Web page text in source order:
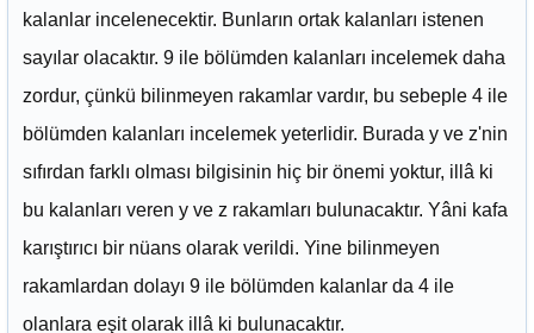
kalanlar incelenecektir. Bunların ortak kalanları istenen
sayılar olacaktır. 9 ile bölümden kalanları incelemek daha
zordur, çünkü bilinmeyen rakamlar vardır, bu sebeple 4 ile
bölümden kalanları incelemek yeterlidir. Burada y ve z'nin
sıfırdan farklı olması bilgisinin hiç bir önemi yoktur, illâ ki
bu kalanları veren y ve z rakamları bulunacaktır. Yâni kafa
karıştırıcı bir nüans olarak verildi. Yine bilinmeyen
rakamlardan dolayı 9 ile bölümden kalanlar da 4 ile
olanlara eşit olarak illâ ki bulunacaktır.